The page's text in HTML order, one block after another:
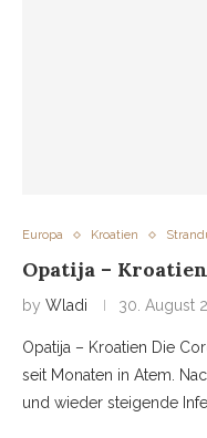
Europa Kroatien
Opatija – Kroatien
by Wladi 30. August
Opatija – Kroatien Die
seit Monaten in Atem.
und wieder steigende